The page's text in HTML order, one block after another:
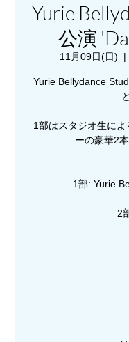
Yurie
公演
11月09日(日)
  |
Yurie Bellydance
1部はスタジオ生に
ーの豪華2
1部: Yurie
2